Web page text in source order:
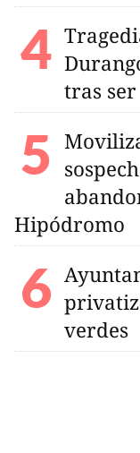
tras
Hipódromo
verdes